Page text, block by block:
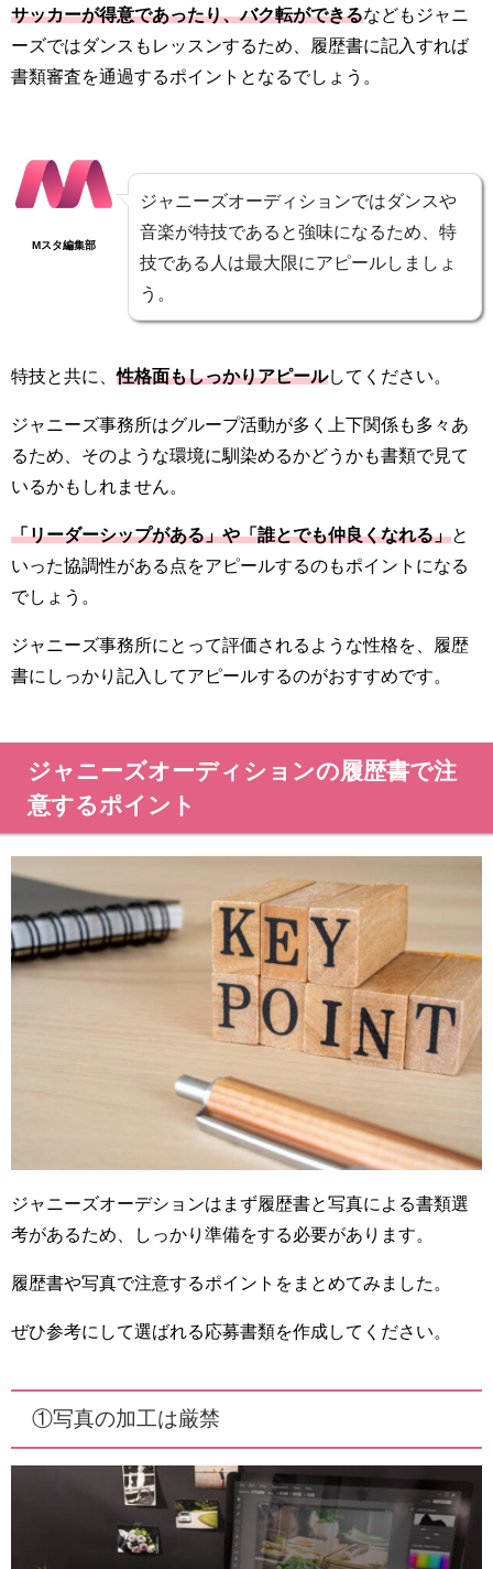
サッカーが得意であったり、バク転ができるなどもジャニ
ーズではダンスもレッスンするため、履歴書に記入すれば
書類審査を通過するポイントとなるでしょう。
Mスタ編集部
ジャニーズオーディションではダンスや
音楽が特技であると強味になるため、特
技である人は最大限にアピールしましょ
う。
特技と共に、性格面もしっかりアピールしてください。
ジャニーズ事務所はグループ活動が多く上下関係も多々あ
るため、そのような環境に馴染めるかどうかも書類で見て
いるかもしれません。
「リーダーシップがある」や「誰とでも仲良くなれる」と
いった協調性がある点をアピールするのもポイントになる
でしょう。
ジャニーズ事務所にとって評価されるような性格を、履歴
書にしっかり記入してアピールするのがおすすめです。
ジャニーズオーディションの履歴書で注
意するポイント
ジャニーズオーデションはまず履歴書と写真による書類選
考があるため、しっかり準備をする必要があります。
履歴書や写真で注意するポイントをまとめてみました。
ぜひ参考にして選ばれる応募書類を作成してください。
①写真の加工は厳禁